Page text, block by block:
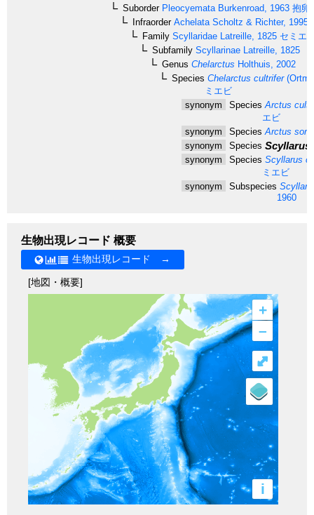
SuborderPleocyemata Burkenroad, 1963 抱卵
InfraorderAchelata Scholtz & Richter, 1995
Family Scyllaridae Latreille, 1825 セミエ
Subfamily Scyllarinae Latreille, 1825
Genus Chelarctus Holthuis, 2002
Species Chelarctus cultrifer
ミエビ
synonym
Species Arctus
エビ
synonym
Species Arctus
synonym
Species Scyllarus
synonym Species Scyllarus
ミエビ
synonym
Subspecies
1960
生物出現レコード 概要
生物出現レコード →
[地図・概要]
+
–
i
⤢